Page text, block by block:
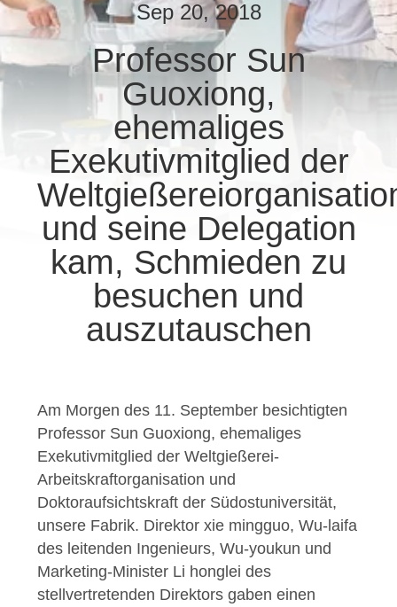
TRETEN
SIE
MIT
VERBINDUNG
NACHRICHTEN
FORDERN
SITEMAP
PRIVACY
POLICY
Sep 20, 2018
Professor Sun
Guoxiong,
ehemaliges
Exekutivmitglied der
und seine Delegation
kam, Schmieden zu
besuchen und
auszutauschen
Am Morgen des 11. September besichtigten
Professor Sun Guoxiong, ehemaliges
Exekutivmitglied der Weltgießerei-
Arbeitskraftorganisation und
Doktoraufsichtskraft der Südostuniversität,
unsere Fabrik. Direktor xie mingguo, Wu-laifa
des leitenden Ingenieurs, Wu-youkun und
Marketing-Minister Li honglei des
stellvertretenden Direktors gaben einen